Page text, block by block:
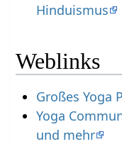
Hinduismus
Weblinks
Großes Yoga
Yoga
und mehr